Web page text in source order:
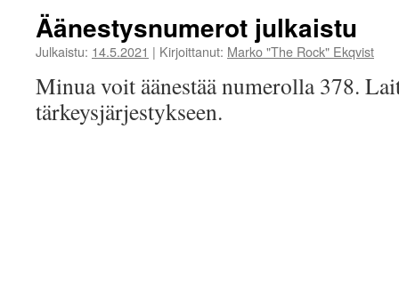
Äänestysnumerot julkaistu
Julkaistu: 14.5.2021 | Kirjoittanut: Marko "The Rock" Ekqvist
Minua voit äänestää numerolla 378.
tärkeysjärjestykseen.